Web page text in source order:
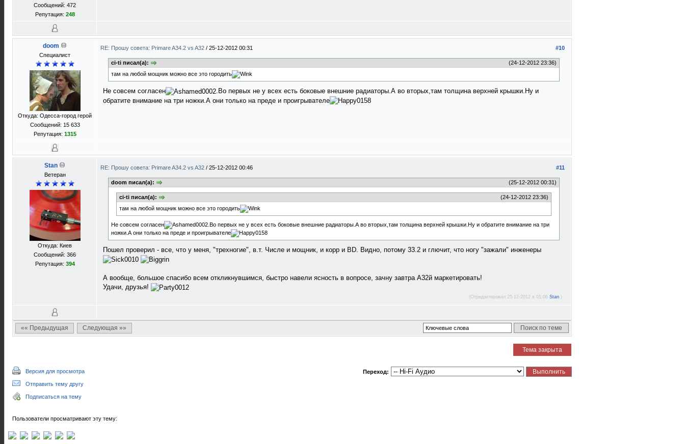
Сообщений: 472
Репутация: 248
doom
Специалист
Откуда: Одесса-город герой
Сообщений: 15 633
Репутация: 1315
#10
RE: Прошу совета: Primare A34.2 vs A32 / 25-12-2012 00:31
(24-12-2012 23:36)
ci-ti писал(а):
там на любой мощник можно все это городить
Не совсем согласен
.Во первых не у всех есть боковые внешние радиаторы.А во вторых,там толщина верхней крышки.Ну и
обратите внимание на три ножки.А они только на преде и проигрывателе
Stan
Ветеран
Откуда: Киев
Сообщений: 366
Репутация: 394
#11
RE: Прошу совета: Primare A34.2 vs A32 / 25-12-2012 00:46
(25-12-2012 00:31)
doom писал(а):
(24-12-2012 23:36)
ci-ti писал(а):
там на любой мощник можно все это городить
Не совсем согласен
.Во первых не у всех есть боковые внешние радиаторы.А во вторых,там толщина верхней крышки.Ну и обратите внимание на три
ножки.А они только на преде и проигрывателе
Пошел проверил - все, что у меня, "трехногие", в.т. Числе и мощник, и корр и BD. Видно, потому 33.2 и глючит, что ногу "зажали" инженеры
А вообще, большое спасибо всем откликнувшимся, быстро навели ясность в вопросе, зачну завтра А32й маркетировать!
Удачи, друзья!
(Отредактировал 25-12-2012 в 01:06 Stan .)
«« Предыдущая Следующая »»
Тема закрыта
Версия для просмотра
Отправить тему другу
Подписаться на тему
Переход:
Пользователи просматривают эту тему: